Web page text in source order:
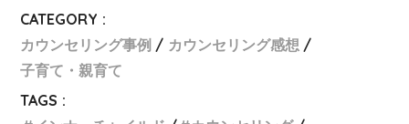
CATEGORY :
カウンセリング事例
カウンセリング感想
子育て・親育て
TAGS :